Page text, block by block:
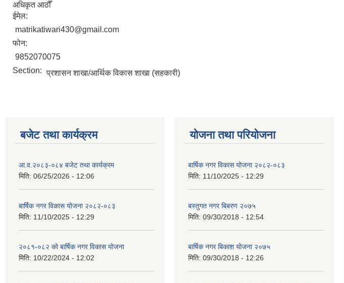
अधिकृत आठौँ
ईमेल:
matrikatiwari430@gmail.com
फोन:
9852070075
Section: प्रशासन शाखा/आर्थिक विकास शाखा (सहकारी)
बजेट तथा कार्यक्रम
आ.व.२०८३-०८४ बजेट तथा कार्यक्रम
मिति: 06/25/2026 - 12:06
बार्षिक नगर विकास योजना २०८२-०८३
मिति: 11/10/2025 - 12:29
२०८१-०८२ को बार्षिक नगर विकास योजना
मिति: 10/22/2024 - 12:02
योजना तथा परियोजना
बार्षिक नगर विकास योजना २०८२-०८३
मिति: 11/10/2025 - 12:29
बस्तुगत नगर बिबरण २०७५
मिति: 09/30/2018 - 12:54
बार्षिक नगर बिकाश योजना २०७५
मिति: 09/30/2018 - 12:26